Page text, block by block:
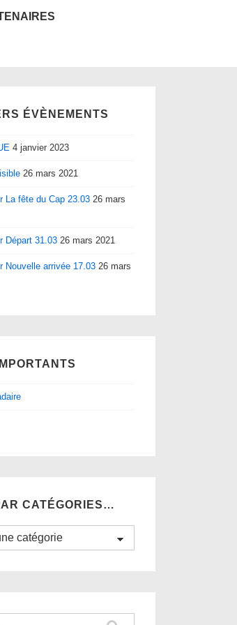
ÉVÈNEMENTS
4 janvier 2023
26 mars 2021
La fête du Cap 23.03 26 mars
Départ 31.03 26 mars 2021
Nouvelle arrivée 17.03 26 mars
CATÉGORIES…